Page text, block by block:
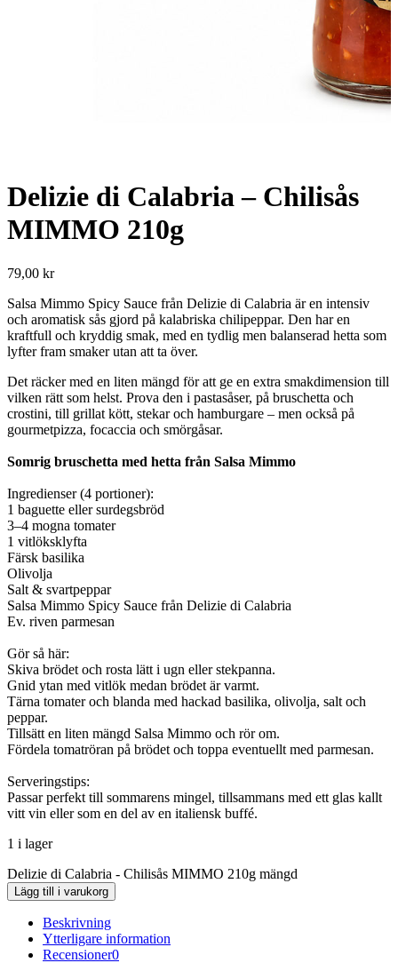
Delizie di Calabria – Chilisås
MIMMO 210g
79,00 kr
Salsa Mimmo Spicy Sauce från Delizie di Calabria är en intensiv
och aromatisk sås gjord på kalabriska chilipeppar. Den har en
kraftfull och kryddig smak, med en tydlig men balanserad hetta som
lyfter fram smaker utan att ta över.
Det räcker med en liten mängd för att ge en extra smakdimension till
vilken rätt som helst. Prova den i pastasåser, på bruschetta och
crostini, till grillat kött, stekar och hamburgare – men också på
gourmetpizza, focaccia och smörgåsar.
Somrig bruschetta med hetta från Salsa Mimmo
Ingredienser (4 portioner):
1 baguette eller surdegsbröd
3–4 mogna tomater
1 vitlöksklyfta
Färsk basilika
Olivolja
Salt & svartpeppar
Salsa Mimmo Spicy Sauce från Delizie di Calabria
Ev. riven parmesan
Gör så här:
Skiva brödet och rosta lätt i ugn eller stekpanna.
Gnid ytan med vitlök medan brödet är varmt.
Tärna tomater och blanda med hackad basilika, olivolja, salt och
peppar.
Tillsätt en liten mängd Salsa Mimmo och rör om.
Fördela tomatröran på brödet och toppa eventuellt med parmesan.
Serveringstips:
Passar perfekt till sommarens mingel, tillsammans med ett glas kallt
vitt vin eller som en del av en italiensk buffé.
1 i lager
Delizie di Calabria - Chilisås MIMMO 210g mängd
Lägg till i varukorg
Beskrivning
Ytterligare information
Recensioner0